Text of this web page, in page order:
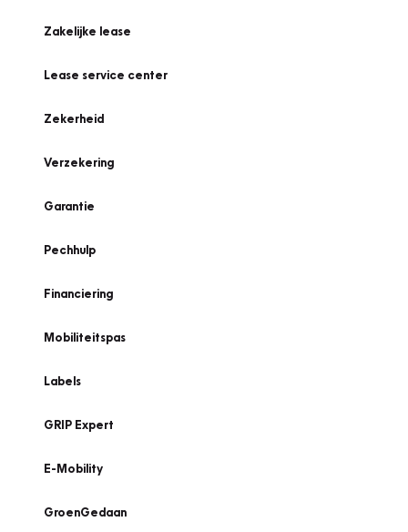
Zakelijke lease
Lease service center
Zekerheid
Verzekering
Garantie
Pechhulp
Financiering
Mobiliteitspas
Labels
GRIP Expert
E-Mobility
GroenGedaan